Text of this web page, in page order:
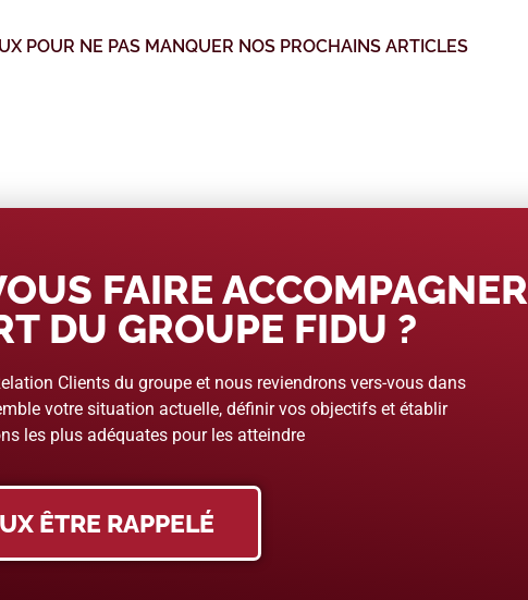
POUR NE PAS MANQUER NOS PROCHAINS ARTICLES
FAIRE ACCOMPAGNER
DU GROUPE FIDU ?
Clients du groupe et nous reviendrons vers-vous dans
votre situation actuelle, définir vos objectifs et établir
les plus adéquates pour les atteindre
ÊTRE RAPPELÉ